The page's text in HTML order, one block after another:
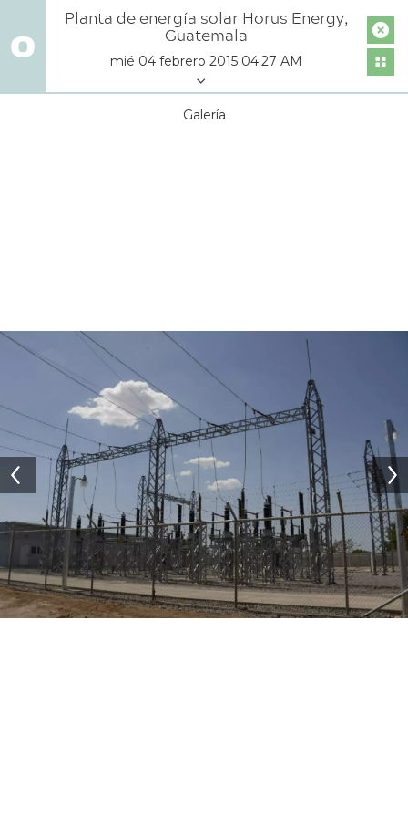
Planta de energía solar Horus Energy,
Guatemala
mié 04 febrero 2015 04:27 AM
Galería